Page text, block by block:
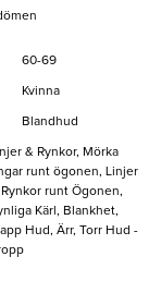
60-69
Kvinna
Blandhud
& Rynkor, Mörka
runt ögonen, Linjer
runt Ögonen,
Kärl, Blankhet,
Hud, Ärr, Torr Hud -